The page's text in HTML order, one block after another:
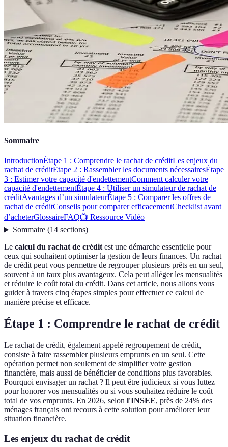
Sommaire
IntroductionÉtape 1 : Comprendre le rachat de créditLes enjeux du
rachat de créditÉtape 2 : Rassembler les documents nécessairesÉtape
3 : Estimer votre capacité d'endettementComment calculer votre
capacité d'endettementÉtape 4 : Utiliser un simulateur de rachat de
créditAvantages d’un simulateurÉtape 5 : Comparer les offres de
rachat de créditConseils pour comparer efficacementChecklist avant
d’acheterGlossaireFAQ📺 Ressource Vidéo
Sommaire(14 sections)
Le calcul du rachat de créditest une démarche essentielle pour
ceux qui souhaitent optimiser la gestion de leurs finances. Un rachat
de crédit peut vous permettre de regrouper plusieurs prêts en un seul,
souvent à un taux plus avantageux. Cela peut alléger les mensualités
et réduire le coût total du crédit. Dans cet article, nous allons vous
guider à travers cinq étapes simples pour effectuer ce calcul de
manière précise et efficace.
Étape 1 : Comprendre le rachat de crédit
Le rachat de crédit, également appelé regroupement de crédit,
consiste à faire rassembler plusieurs emprunts en un seul. Cette
opération permet non seulement de simplifier votre gestion
financière, mais aussi de bénéficier de conditions plus favorables.
Pourquoi envisager un rachat ? Il peut être judicieux si vous luttez
pour honorer vos mensualités ou si vous souhaitez réduire le coût
total de vos emprunts. En 2026, selon l'INSEE, près de 24% des
ménages français ont recours à cette solution pour améliorer leur
situation financière.
Les enjeux du rachat de crédit